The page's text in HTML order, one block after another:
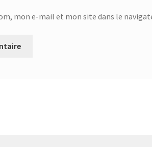
mon e-mail et mon site dans le